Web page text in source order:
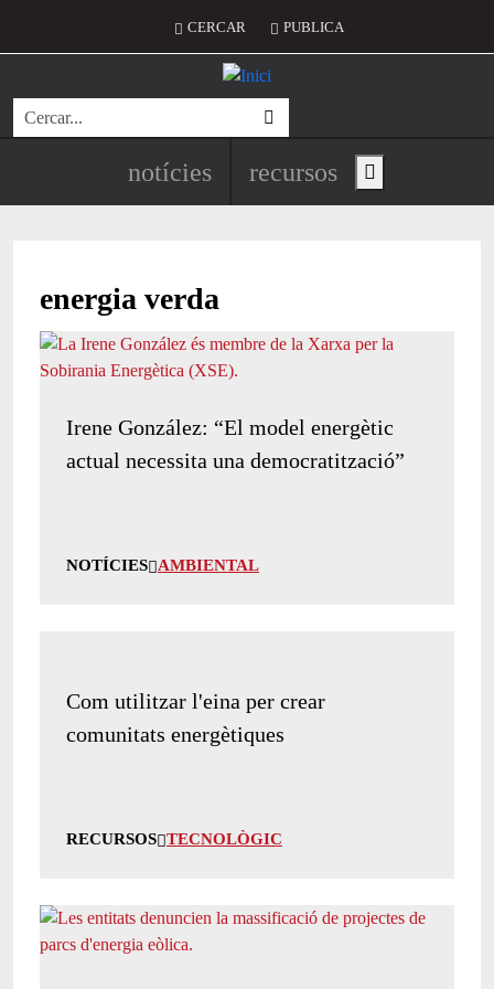
Menú del compte d'usuari
CERCAR PUBLICA
Cerca
Navegació principal de
notícies recursos Show main menu
energia verda
Irene González: “El model energètic
actual necessita una democratització”
NOTÍCIES AMBIENTAL
Com utilitzar l'eina per crear
comunitats energètiques
RECURSOS TECNOLÒGIC